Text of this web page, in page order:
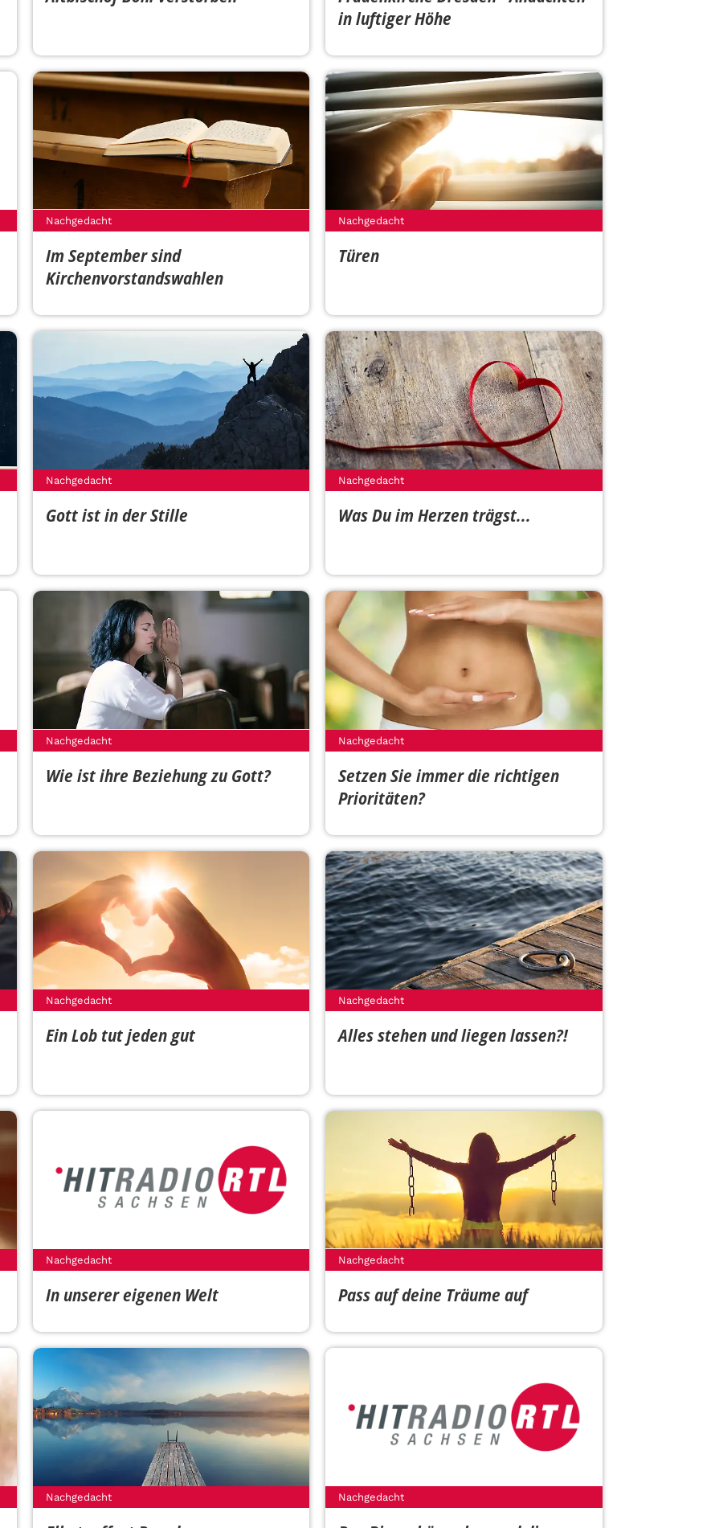
in luftiger Höhe
Nachgedacht
Im September sind
Kirchenvorstandswahlen
Nachgedacht
Türen
Nachgedacht
Gott ist in der Stille
Nachgedacht
Was Du im Herzen trägst...
Nachgedacht
Wie ist ihre Beziehung zu Gott?
Nachgedacht
Setzen Sie immer die richtigen
Prioritäten?
Nachgedacht
Ein Lob tut jeden gut
Nachgedacht
Alles stehen und liegen lassen?!
Nachgedacht
In unserer eigenen Welt
Nachgedacht
Pass auf deine Träume auf
Nachgedacht Nachgedacht